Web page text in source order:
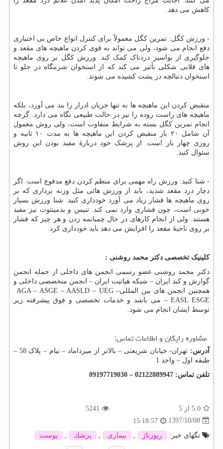
کاهش می دهد.
- ورزش کگل: تمرین کگل معمولاً برای کنترل انواع خاص بی اختیاری
دفع انجام می شود، ولی می تواند به قوی کردن ماهیچه های مقعد و
جلوگیری از بواسیر دردناک کمک کند. ورزش کگل بر روی ماهیچه
های قلابی شکلی تأثیر می کند که از استخوان شرمگاه در جلو تا
استخوان دنبالچه در پشت کشیده می شوند.
منقبض کردن این ماهیچه ها نه تنها جریان ادرار را بند می آورد، بلکه
ماهیچه های راست روده را نیز در حالت طبیعی نگاه می دارد. گرچه
انجام تمرین کگل بسته به شرایط متفاوت است، ولی روش معمول
آن شامل ۲۰ بار منقبض کردن این ماهیچه ها به مدت ۱۰ ثانیه و
روزی چهار بار است. از پزشک خود دربارهٔ مفید بودن این روش
سئوال کنید.
- شنا کنید: ورزش راه مهمی برای منظم کردن دفع مدفوع است. اگر
دچار درد مقعد شدید، باید از ورزش هائی مثل وزنه برداری که بر
روی ماهیچه ها فشار زیاد می آورد خودداری کنید. شنا ورزش بسیار
خوبی است، چون فشاری وارد نمی کند. تنیس و بدمینتوت نیز مفید
هستند. ولی از انجام کارهای در حال چمباتمه زدن و هر چیز که فشار
بر روی ناحیهٔ مقعد را افزایش می دهد باید خودداری کرد.
کلینیک تخصصی دکتر محمد روشنی :
دکتر محمد روشنی عضو رسمی انجمن های داخلی از جمله انجمن
گوارش و کبد ایران – شبکه هپاتیت ایران – انجمن متخصصی داخلی و
همچنین انجمن های بین المللیAGA – ASGE – AASLD – UEG –
ESGE
– EASL می باشد و خدمات تخصصی و فوق پیشرفته زیر
توسط ایشان انجام می شود
مشاوره رایگان و اطلاعات تماس:
آدرس:
تهران- خیابان شریعتی – بالاتر از میرداماد – نیام – پلاک 58 –
طبقه اول – واحد 1
تلفن تماس: 02122889947
–
09197719030
5.0 از 5
5241
1397/10/08
15:18:57
تگهای خبر:
رپورتاژ بیماری پزشك پوست